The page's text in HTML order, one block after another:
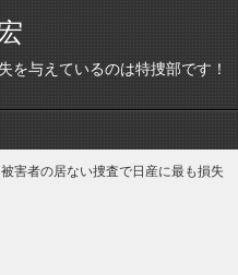
を与えているのは特捜部です！
被害者の居ない捜査で日産に最も損失